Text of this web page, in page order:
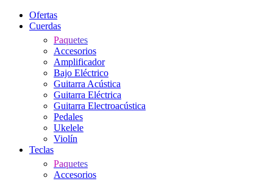
Ofertas
Cuerdas
Paquetes
Accesorios
Amplificador
Bajo Eléctrico
Guitarra Acústica
Guitarra Eléctrica
Guitarra Electroacústica
Pedales
Ukelele
Violín
Teclas
Paquetes
Accesorios